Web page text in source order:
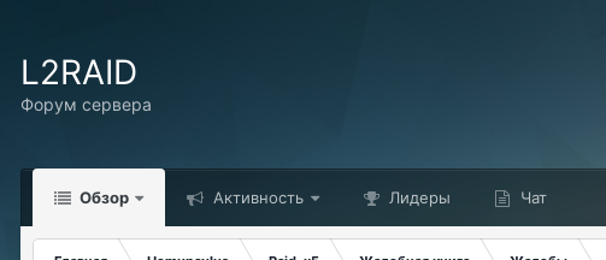
L2RAID
Форум сервера
Обзор Активность Лидеры Чат